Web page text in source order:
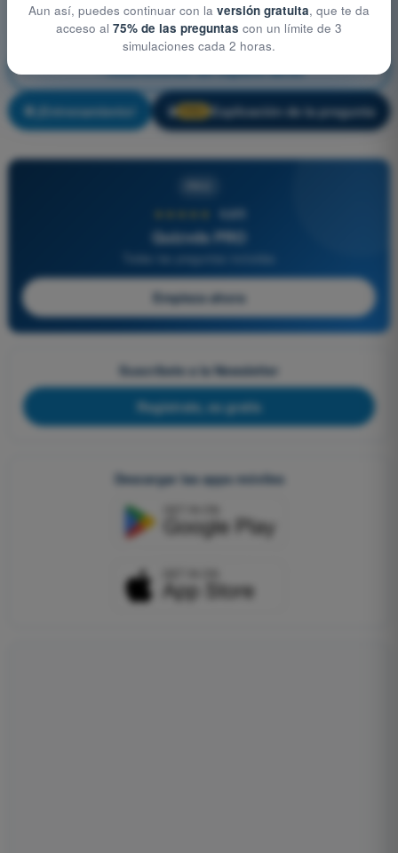
Restricciones del espacio aéreo
¡Entrenamiento! 🔒 Explicación de la pregunta
4,6/5
Quizvds PRO
Empieza ahora
Suscríbete a la Newsletter
Regístrate, es gratis
Descargar las apps móviles
Aun así, puedes continuar con la versión gratuita, que te da
acceso al 75% de las preguntas con un límite de 3
simulaciones cada 2 horas.